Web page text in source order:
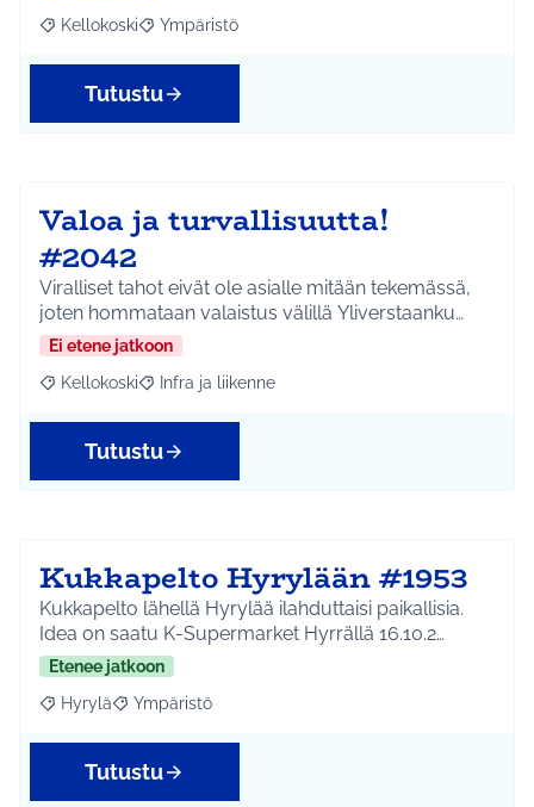
Rajaa tulokset aihepiirin mukaan: Kellokoski
Kellokoski Rajaa tulokset teeman mukaan: Ympäristö
Ympäristö
Tutustu
Valoa ja turvallisuutta!
#2042
Viralliset tahot eivät ole asialle mitään tekemässä,
joten hommataan valaistus välillä Yliverstaanku…
Ei etene jatkoon
Rajaa tulokset aihepiirin mukaan: Kellokoski
Kellokoski Rajaa tulokset teeman mukaan: Infra ja liikenne
Infra ja liikenne
Tutustu
Kukkapelto Hyrylään #1953
Kukkapelto lähellä Hyrylää ilahduttaisi paikallisia.
Idea on saatu K-Supermarket Hyrrällä 16.10.2…
Etenee jatkoon
Rajaa tulokset aihepiirin mukaan: Hyrylä
Hyrylä Rajaa tulokset teeman mukaan: Ympäristö
Ympäristö
Tutustu